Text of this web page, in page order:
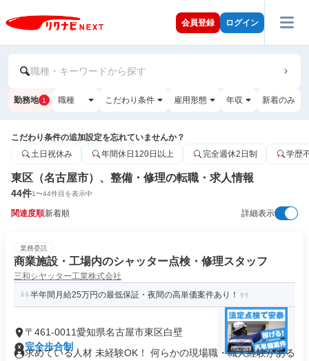
会員登録 ログイン
職種・キーワードから探す
勤務地 1 職種 こだわり条件 雇用形態 年収 新着のみ
こだわり条件の追加設定を忘れていませんか？
土日祝休み
年間休日120日以上 完全週休2日制 学歴
東区（名古屋市）、整備・修理の転職・求人情報
44件1〜44件目を表示中
関連度順新着順 詳細表示
業務委託
商業施設・工場内のシャッター点検・修理スタッフ
三和シヤッター工業株式会社
半年間月給25万円の最低保証・夜間の高単価案件あり！
〒461-0011愛知県名古屋市東区白壁
完全歩合制
求めている人材 未経験OK！ 何らかの現場職・職人経験がある